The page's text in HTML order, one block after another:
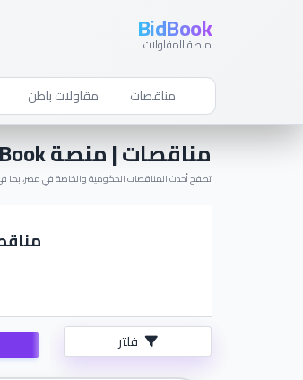
BidBook
منصة المقاولات
مناقصات مقاولات باطن
مناقصات | منصة BidBook
تصفح أحدث المناقصات الحكومية والخاصة في مصر، بما
فلتر